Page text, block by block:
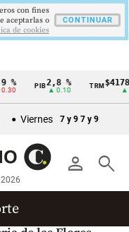
PIB 2,8 %
▲ 0.10
TRM
▲
Viernes 7 y 9 7 y 9
person search
con fines
aceptarlas o
de cookies
CONTINUAR